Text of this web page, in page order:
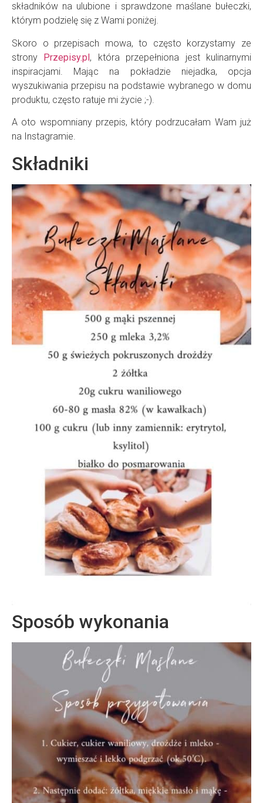
składników na ulubione i sprawdzone maślane bułeczki,
którym podzielę się z Wami poniżej.
Skoro o przepisach mowa, to często korzystamy ze
strony Przepisy.pl, która przepełniona jest kulinarnymi
inspiracjami. Mając na pokładzie niejadka, opcja
wyszukiwania przepisu na podstawie wybranego w domu
produktu, często ratuje mi życie ;-).
A oto wspomniany przepis, który podrzucałam Wam już
na Instagramie.
Składniki
Sposób wykonania